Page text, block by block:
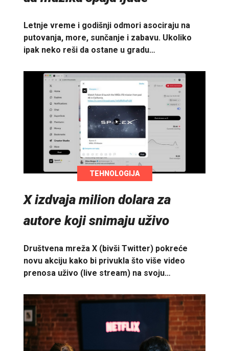
Letnje vreme i godišnji odmori asociraju na
putovanja, more, sunčanje i zabavu. Ukoliko
ipak neko reši da ostane u gradu…
TEHNOLOGIJA
X izdvaja milion dolara za
autore koji snimaju uživo
Društvena mreža X (bivši Twitter) pokreće
novu akciju kako bi privukla što više video
prenosa uživo (live stream) na svoju…